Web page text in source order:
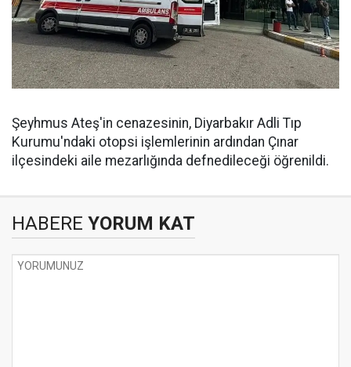
Şeyhmus Ateş'in cenazesinin, Diyarbakır Adli Tıp
Kurumu'ndaki otopsi işlemlerinin ardından Çınar
ilçesindeki aile mezarlığında defnedileceği öğrenildi.
HABERE YORUM KAT